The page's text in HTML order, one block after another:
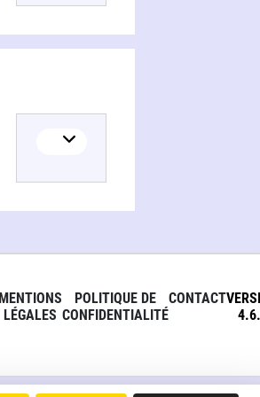
MENTIONS
LÉGALES
POLITIQUE DE
CONFIDENTIALITÉ
CONTACT